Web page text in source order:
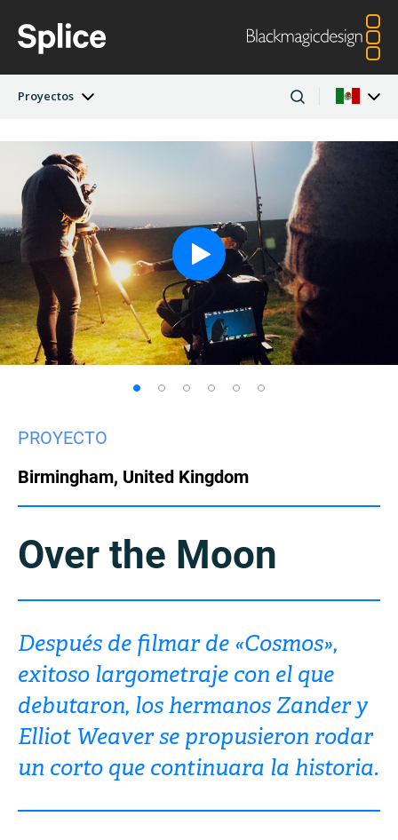
Proyectos
Novedades
Proyectos
Artistas
Empresas
Argentina Australia
Austria Brazil
Canada China
Denmark Finland
France Germany
Hong Kong SAR, India
Italy
Korea
Russia Singapore
Sweden Chinese Taipei
Turkey UAE
PROYECTO
Birmingham, United Kingdom
Over the Moon
Después de filmar de «Cosmos»,
exitoso largometraje con el que
debutaron, los hermanos Zander y
Elliot Weaver se propusieron rodar
un corto que continuara la historia.